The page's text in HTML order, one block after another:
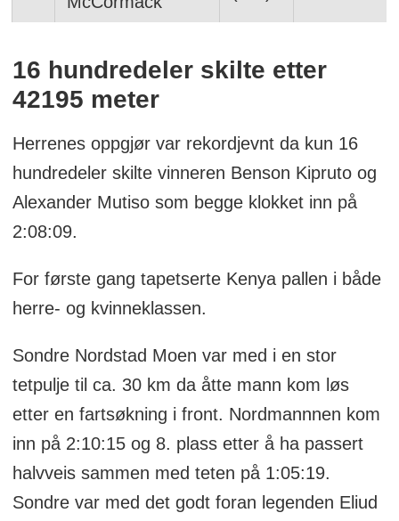
16 hundredeler skilte etter
42195 meter
Herrenes oppgjør var rekordjevnt da kun 16
hundredeler skilte vinneren Benson Kipruto og
Alexander Mutiso som begge klokket inn på
2:08:09.
For første gang tapetserte Kenya pallen i både
herre- og kvinneklassen.
Sondre Nordstad Moen var med i en stor
tetpulje til ca. 30 km da åtte mann kom løs
etter en fartsøkning i front. Nordmannnen kom
inn på 2:10:15 og 8. plass etter å ha passert
halvveis sammen med teten på 1:05:19.
Sondre var med det godt foran legenden Eliud